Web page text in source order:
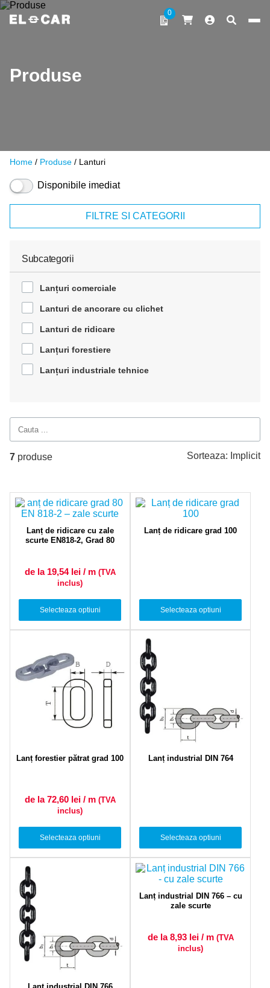
Sari la conținut
0
Produse
Home / Produse / Lanturi
Disponibile imediat
FILTRE SI CATEGORII
Subcategorii
Lanțuri comerciale
Lanturi de ancorare cu clichet
Lanturi de ridicare
Lanțuri forestiere
Lanțuri industriale tehnice
7 produse Sorteaza: Implicit
Lanț de ridicare cu zale
scurte EN818-2, Grad 80
de la 19,54 lei/ m (TVA
inclus)
Selecteaza optiuni
Lanț de ridicare grad 100
Selecteaza optiuni
Lanț forestier pătrat grad 100
de la 72,60 lei/ m (TVA
inclus)
Selecteaza optiuni
Lanț industrial DIN 764
Selecteaza optiuni
Lanț industrial DIN 766 – cu
zale scurte
de la 8,93 lei/ m (TVA
inclus)